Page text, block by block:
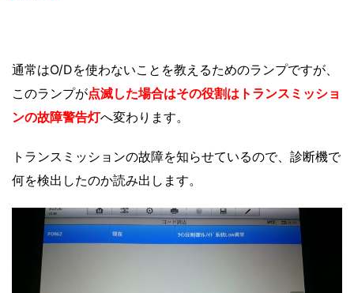
通常はO/Dを使わないことを教えるためのランプですが、
このランプが点滅した場合はその役割はトランスミッショ
ンの故障警告灯へ変わります。
トランスミッションの故障を知らせているので、診断機で
何を検出したのか読み出します。